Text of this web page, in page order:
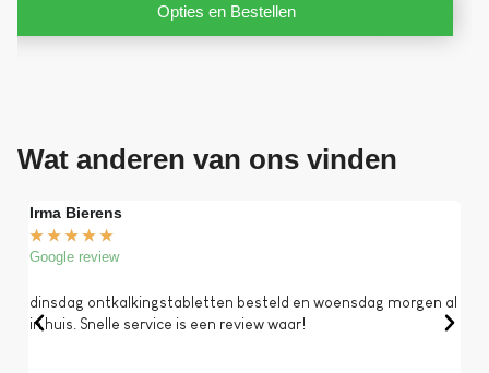
Opties en Bestellen
Wat anderen van ons vinden
Irma Bierens
★ ★ ★ ★ ★
Google review
dinsdag ontkalkingstabletten besteld en woensdag morgen al
in huis. Snelle service is een review waar!